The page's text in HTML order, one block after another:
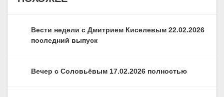
Вести недели с Дмитрием Киселевым 22.02.2026
последний выпуск
Вечер с Соловьёвым 17.02.2026 полностью